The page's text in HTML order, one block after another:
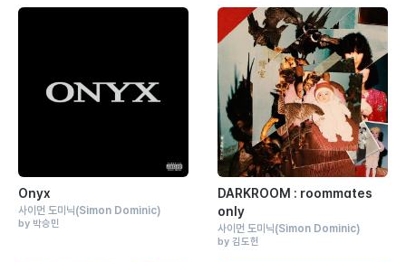
Onyx
사이먼 도미닉(Simon Dominic)
by 박승민
DARKROOM : roommates
only
사이먼 도미닉(Simon Dominic)
by 김도헌